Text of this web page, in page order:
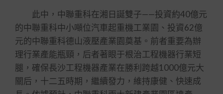
此中，中聯重科在湘日誕雙子——投資約40億元
的中聯重科中小噸位汽車起重機工業園、投資62億
元的中聯重科德山液壓產業園奠基。前者重要為辦
理行業產能瓶頸，后者著眼于根治工程機器行業短
腿，確保長沙工程機器產業在勝利跨越1000億元大
關后，十二五時期，繼續發力，維持康健、快速成